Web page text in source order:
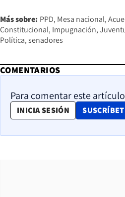
Más sobre: PPD Mesa nacional
Constitucional Impugnación
Política senadores
COMENTARIOS
Para comentar este
INICIA SESIÓN OPENS IN